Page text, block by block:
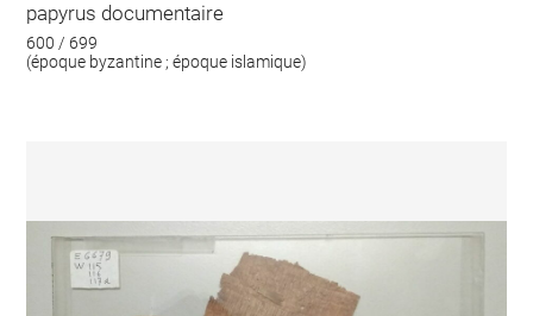
papyrus documentaire
600 / 699
(époque byzantine ; époque islamique)